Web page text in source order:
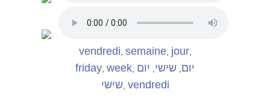
vendredi semaine, jour,
friday week יום שישי יום
שישי, vendredi